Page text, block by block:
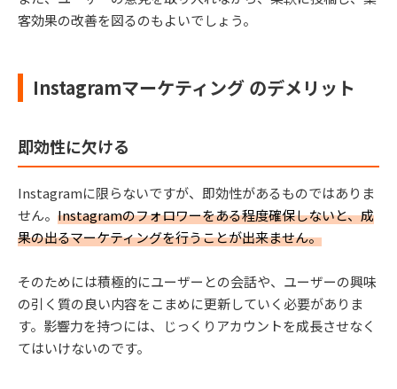
客効果の改善を図るのもよいでしょう。
Instagramマーケティング のデメリット
即効性に欠ける
Instagramに限らないですが、即効性があるものではありま
せん。 Instagramのフォロワーをある程度確保しないと、成
果の出るマーケティングを行うことが出来ません。
そのためには積極的にユーザーとの会話や、ユーザーの興味
の引く質の良い内容をこまめに更新していく必要がありま
す。影響力を持つには、じっくりアカウントを成長させなく
てはいけないのです。